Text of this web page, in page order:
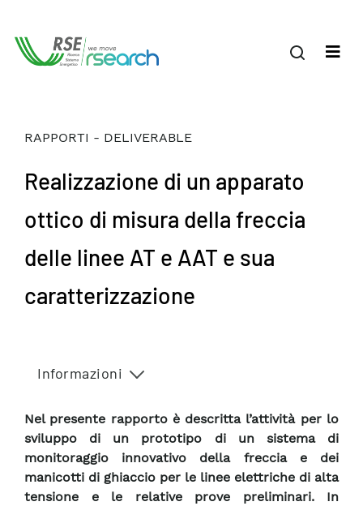
RAPPORTI - DELIVERABLE
Realizzazione di un apparato
ottico di misura della freccia
delle linee AT e AAT e sua
caratterizzazione
Informazioni
Nel presente rapporto è descritta l’attività per lo
sviluppo di un prototipo di un sistema di
monitoraggio innovativo della freccia e dei
manicotti di ghiaccio per le linee elettriche di alta
tensione e le relative prove preliminari. In